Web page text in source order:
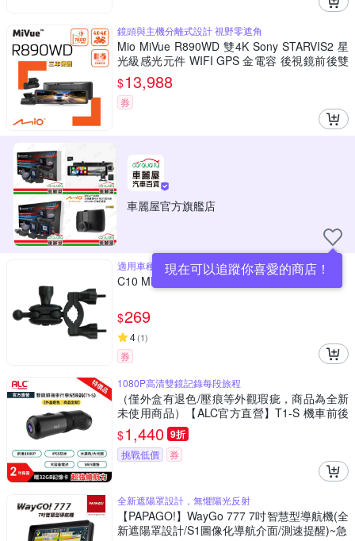
鏡頭與主機分離式設計 視野零遮角
Mio MiVue R890WD 雙4K Sony STARVIS2 星
光級感光元件 WIFI GPS 金電容 後視鏡前後雙
鏡 行車記錄器 行車紀錄器(送128G U3+靜靜貼
+耳機)
$13,988
券
車麗屋官方旗艦店
現在可以追蹤你喜愛的商店！
適用車種最多
C10 MIO 6/7/8/C系列 兩段式後視鏡支架
$269
4(1)
券
1080P高清雙鏡記錄每段旅程
（僅外盒有退色/壓痕等外觀瑕疵，商品為全新
未使用商品）【ALC官方直營】T1-S 機車前後
雙鏡頭行車記錄器 (贈32G記憶卡)
$1,440 9折
挑戰低價 券
全新遮陽罩設計，無懼陽光反射
【PAPAGO!】WayGo 777 7吋智慧型導航機(全
新遮陽罩設計/S1圖像化導航介面/測速提醒)~急